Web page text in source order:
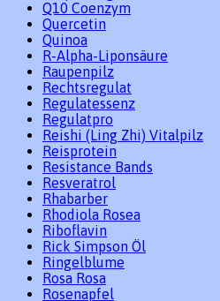
Q10 Coenzym
Quercetin
Quinoa
R-Alpha-Liponsäure
Raupenpilz
Rechtsregulat
Regulatessenz
Regulatpro
Reishi (Ling Zhi) Vitalpilz
Reisprotein
Resistance Bands
Resveratrol
Rhabarber
Rhodiola Rosea
Riboflavin
Rick Simpson Öl
Ringelblume
Rosa Rosa
Rosenapfel